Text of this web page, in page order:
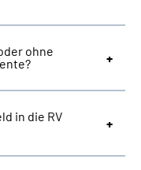
ohne
in die RV